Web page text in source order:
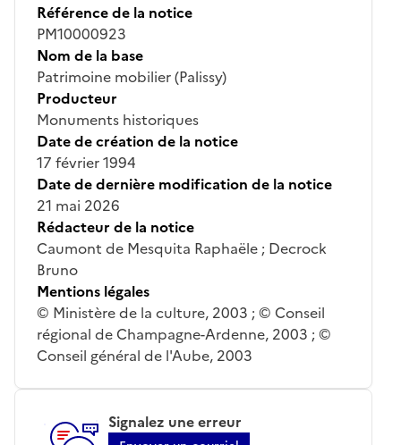
Référence de la notice
PM10000923
Nom de la base
Patrimoine mobilier (Palissy)
Producteur
Monuments historiques
Date de création de la notice
17 février 1994
Date de dernière modification de la notice
21 mai 2026
Rédacteur de la notice
Caumont de Mesquita Raphaële ; Decrock
Bruno
Mentions légales
© Ministère de la culture, 2003 ; © Conseil
régional de Champagne-Ardenne, 2003 ; ©
Conseil général de l'Aube, 2003
Signalez une erreur